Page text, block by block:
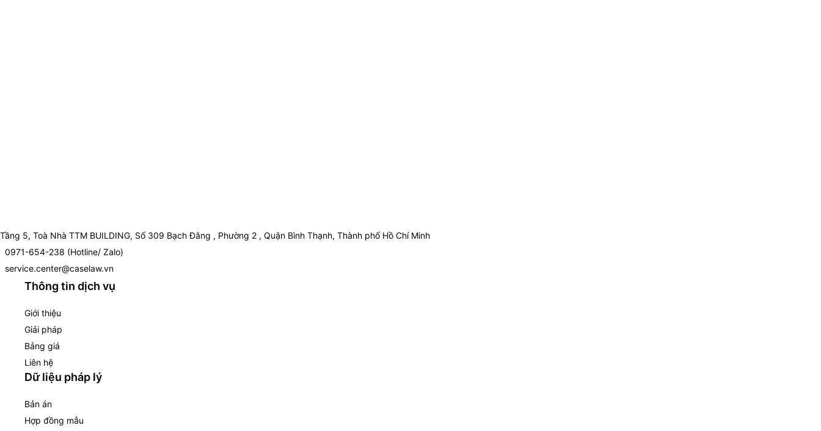
Tầng 5, Toà Nhà TTM BUILDING, Số 309 Bạch Đằng , Phường 2 , Quận Bình Thạnh, Thành phố Hồ Chí Minh
0971-654-238 (Hotline/ Zalo)
service.center@caselaw.vn
Thông tin dịch vụ
Giới thiệu
Giải pháp
Bảng giá
Liên hệ
Dữ liệu pháp lý
Bản án
Hợp đồng mẫu